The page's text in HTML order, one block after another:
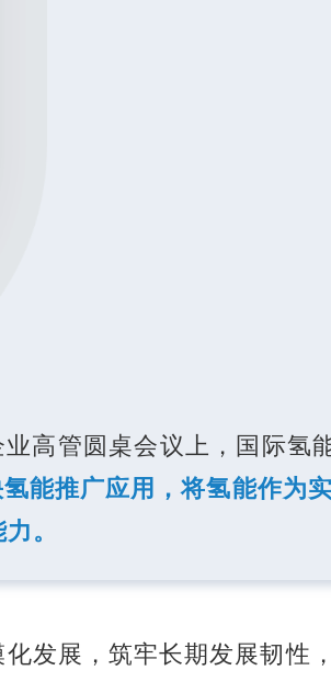
高管圆桌会议上， 国际氢
能推广应用，将氢能作为
。
发展，筑牢长期发展韧性